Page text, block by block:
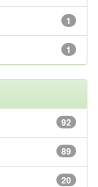
1
1
92
89
20